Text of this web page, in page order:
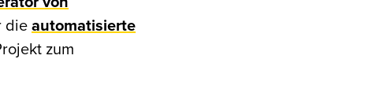
dieautomatisierte
zum